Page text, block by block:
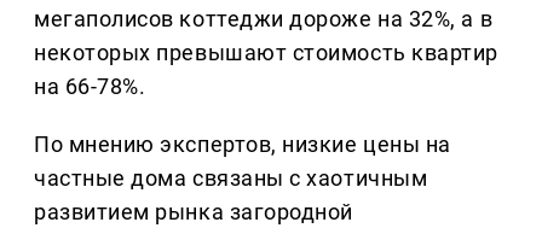
мегаполисов коттеджи дороже на 32%, а в
некоторых превышают стоимость квартир
на 66-78%.
По мнению экспертов, низкие цены на
частные дома связаны с хаотичным
развитием рынка загородной